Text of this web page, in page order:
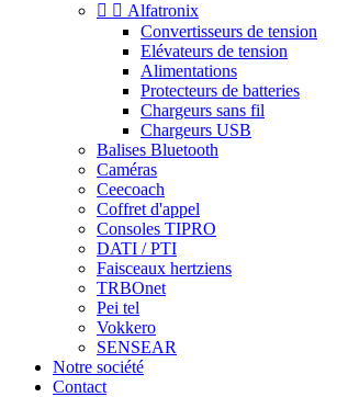
  Alfatronix
Convertisseurs de tension
Elévateurs de tension
Alimentations
Protecteurs de batteries
Chargeurs sans fil
Chargeurs USB
Balises Bluetooth
Caméras
Ceecoach
Coffret d'appel
Consoles TIPRO
DATI / PTI
Faisceaux hertziens
TRBOnet
Pei tel
Vokkero
SENSEAR
Notre société
Contact